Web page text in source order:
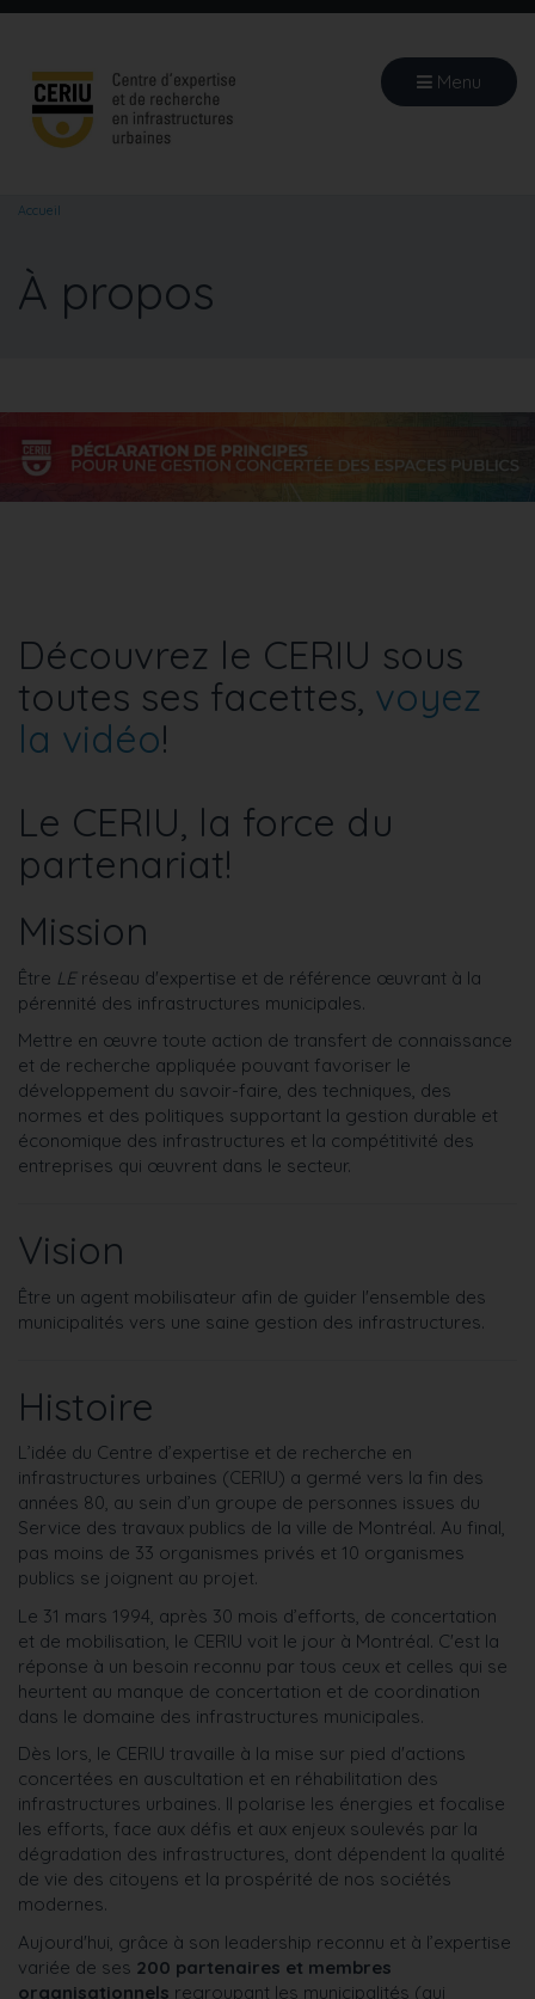
Aller
principal
Menu
Accueil
À propos
Découvrez le CERIU sous
toutes ses facettes, voyez
la vidéo!
Le CERIU, la force du
partenariat!
Mission
Être LE réseau d'expertise et de référence œuvrant à la
pérennité des infrastructures municipales.
Mettre en œuvre toute action de transfert de connaissance
et de recherche appliquée pouvant favoriser le
développement du savoir-faire, des techniques, des
normes et des politiques supportant la gestion durable et
économique des infrastructures et la compétitivité des
entreprises qui œuvrent dans le secteur.
Vision
Être un agent mobilisateur afin de guider l'ensemble des
municipalités vers une saine gestion des infrastructures.
Histoire
L’idée du Centre d’expertise et de recherche en
infrastructures urbaines (CERIU) a germé vers la fin des
années 80, au sein d’un groupe de personnes issues du
Service des travaux publics de la ville de Montréal. Au final,
pas moins de 33 organismes privés et 10 organismes
publics se joignent au projet.
Le 31 mars 1994, après 30 mois d’efforts, de concertation
et de mobilisation, le CERIU voit le jour à Montréal. C'est la
réponse à un besoin reconnu par tous ceux et celles qui se
heurtent au manque de concertation et de coordination
dans le domaine des infrastructures municipales.
Dès lors, le CERIU travaille à la mise sur pied d'actions
concertées en auscultation et en réhabilitation des
infrastructures urbaines. Il polarise les énergies et focalise
les efforts, face aux défis et aux enjeux soulevés par la
dégradation des infrastructures, dont dépendent la qualité
de vie des citoyens et la prospérité de nos sociétés
modernes.
Aujourd'hui, grâce à son leadership reconnu et à l’expertise
variée de ses 200 partenaires et membres
organisationnels regroupant les municipalités (qui